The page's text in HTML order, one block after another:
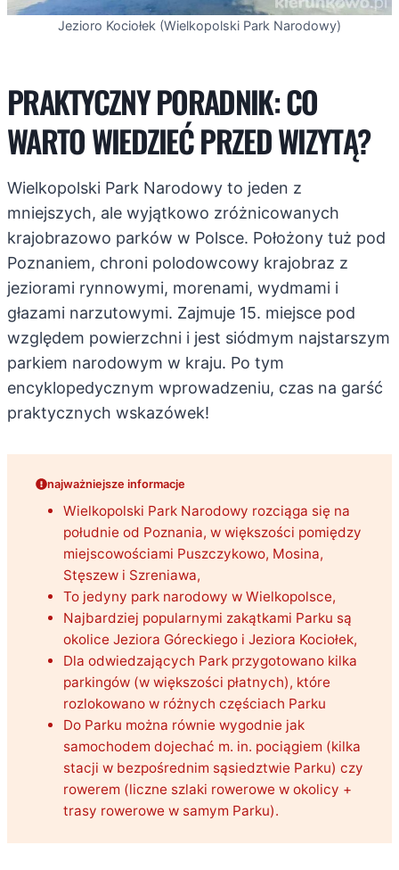
Jezioro Kociołek (Wielkopolski Park Narodowy)
PRAKTYCZNY PORADNIK: CO
WARTO WIEDZIEĆ PRZED WIZYTĄ?
Wielkopolski Park Narodowy to jeden z
mniejszych, ale wyjątkowo zróżnicowanych
krajobrazowo parków w Polsce. Położony tuż pod
Poznaniem, chroni polodowcowy krajobraz z
jeziorami rynnowymi, morenami, wydmami i
głazami narzutowymi. Zajmuje 15. miejsce pod
względem powierzchni i jest siódmym najstarszym
parkiem narodowym w kraju. Po tym
encyklopedycznym wprowadzeniu, czas na garść
praktycznych wskazówek!
najważniejsze informacje
Wielkopolski Park Narodowy rozciąga się na
południe od Poznania, w większości pomiędzy
miejscowościami Puszczykowo, Mosina,
Stęszew i Szreniawa,
To jedyny park narodowy w Wielkopolsce,
Najbardziej popularnymi zakątkami Parku są
okolice Jeziora Góreckiego i Jeziora Kociołek,
Dla odwiedzających Park przygotowano kilka
parkingów (w większości płatnych), które
rozlokowano w różnych częściach Parku
Do Parku można równie wygodnie jak
samochodem dojechać m. in. pociągiem (kilka
stacji w bezpośrednim sąsiedztwie Parku) czy
rowerem (liczne szlaki rowerowe w okolicy +
trasy rowerowe w samym Parku).